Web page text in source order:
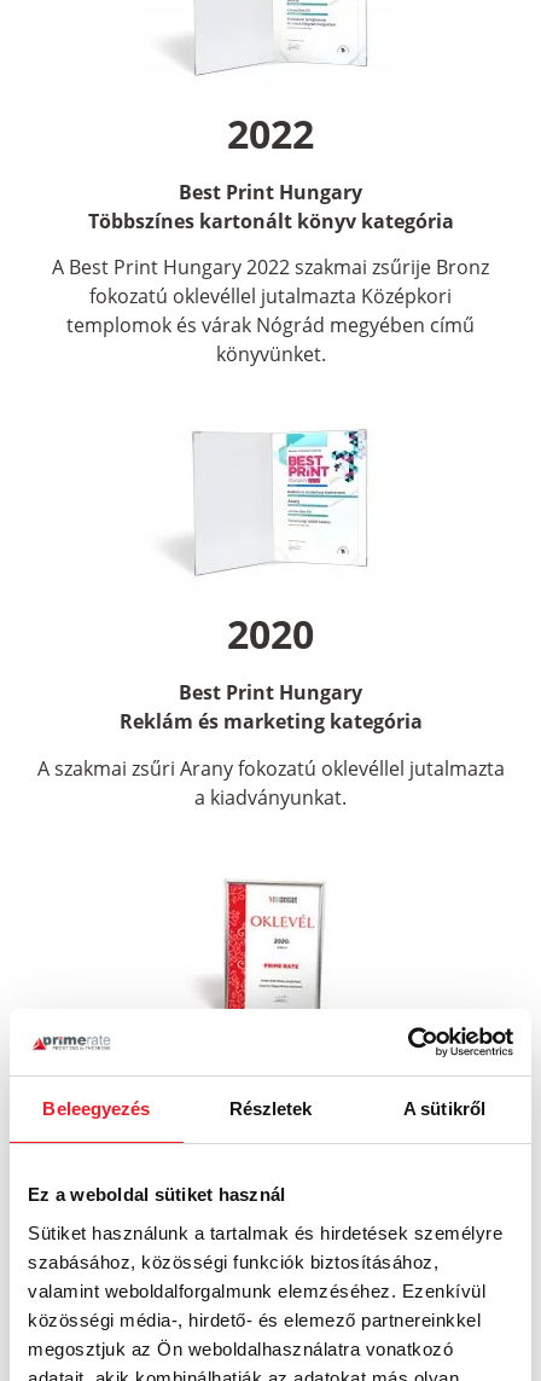
Beleegyezés Részletek A sütikről
Ez a weboldal sütiket használ
Sütiket használunk a tartalmak és hirdetések személyre
szabásához, közösségi funkciók biztosításához,
valamint weboldalforgalmunk elemzéséhez. Ezenkívül
közösségi média-, hirdető- és elemező partnereinkkel
megosztjuk az Ön weboldalhasználatra vonatkozó
2022
Best Print Hungary
Többszínes kartonált könyv kategória
A Best Print Hungary 2022 szakmai zsűrije Bronz
fokozatú oklevéllel jutalmazta Középkori
templomok és várak Nógrád megyében című
könyvünket.
2020
Best Print Hungary
Reklám és marketing kategória
A szakmai zsűri Arany fokozatú oklevéllel jutalmazta
a kiadványunkat.
2020
MagyarBrands
A Prime Rate a Kiváló Üzleti Márka kategóriában